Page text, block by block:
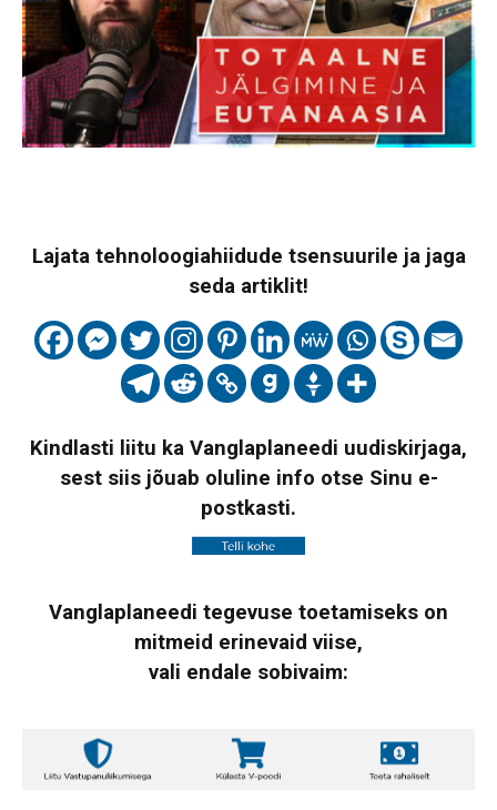
Lajata tehnoloogiahiidude tsensuurile ja jaga
seda artiklit!
Kindlasti liitu ka Vanglaplaneedi uudiskirjaga,
sest siis jõuab oluline info otse Sinu e-
postkasti.
Vanglaplaneedi tegevuse toetamiseks on
mitmeid erinevaid viise,
vali endale sobivaim: